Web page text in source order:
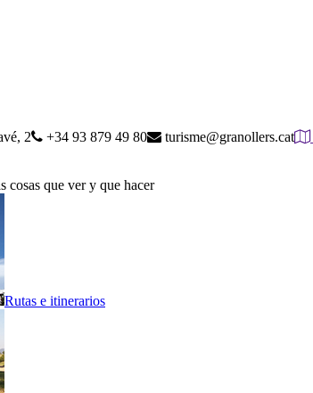
2 +34 93 879 49 80 turisme@granollers.cat
cosas que ver y que hacer
Rutas e itinerarios